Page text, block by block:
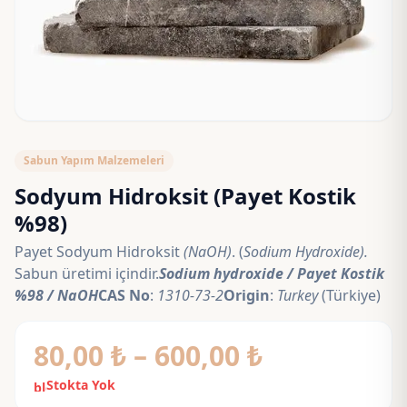
Sabun Yapım Malzemeleri
Sodyum Hidroksit (Payet Kostik
%98)
Payet Sodyum Hidroksit(NaOH). (Sodium Hydroxide).
Sabun üretimi içindir.Sodium hydroxide / Payet Kostik
%98 / NaOHCAS No: 1310-73-2Origin: Turkey(Türkiye)
80,00 ₺ – 600,00 ₺Fiyat
block
Stokta Yok